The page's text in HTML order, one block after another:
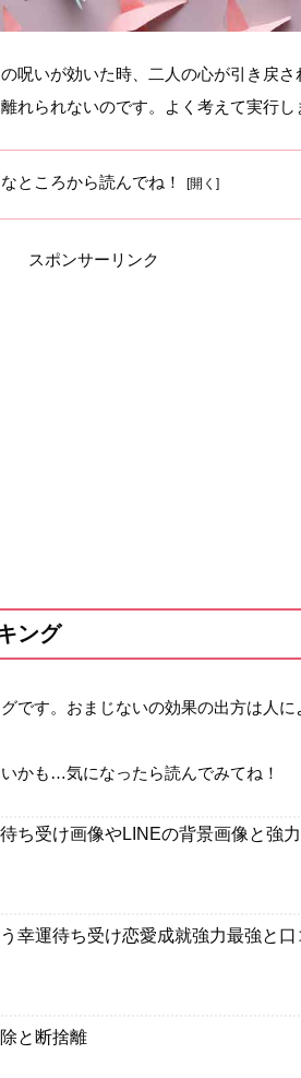
呪いが効いた時、二人の心が引き戻
れられないのです。よく考えて実行し
ところから読んでね！
スポンサーリンク
ング
です。おまじないの効果の出方は人
かも…気になったら読んでみてね！
ち受け画像やLINEの背景画像と強
幸運待ち受け恋愛成就強力最強と口
と断捨離